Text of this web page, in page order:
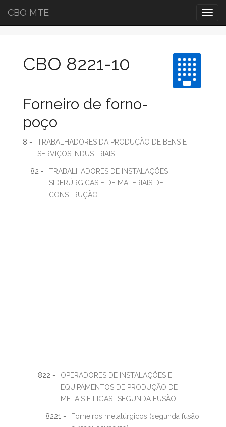
CBO MTE
CBO 8221-10
Forneiro de forno-
poço
8 -
TRABALHADORES DA PRODUÇÃO DE BENS E
SERVIÇOS INDUSTRIAIS
82 -
TRABALHADORES DE INSTALAÇÕES
SIDERÚRGICAS E DE MATERIAIS DE
CONSTRUÇÃO
822 -
OPERADORES DE INSTALAÇÕES E
EQUIPAMENTOS DE PRODUÇÃO DE
METAIS E LIGAS- SEGUNDA FUSÃO
8221 -
Forneiros metalúrgicos (segunda fusão